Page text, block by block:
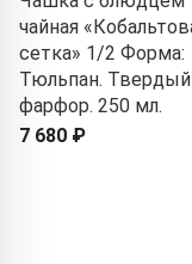
чайная
сетка» 1/2 Форма:
Тюльпан. Твердый
фарфор. 250 мл.
7 680 ₽